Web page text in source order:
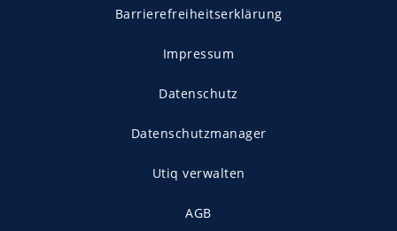
Barrierefreiheitserklärung
Impressum
Datenschutz
Datenschutzmanager
Utiq verwalten
AGB